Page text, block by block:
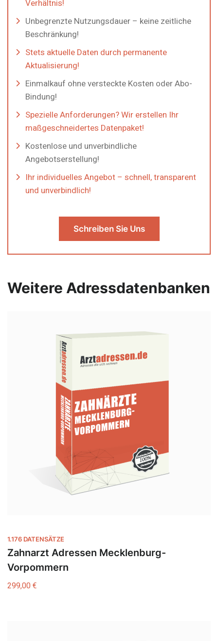
Verhältnis!
Unbegrenzte Nutzungsdauer – keine zeitliche
Beschränkung!
Stets aktuelle Daten durch permanente
Aktualisierung!
Einmalkauf ohne versteckte Kosten oder Abo-
Bindung!
Spezielle Anforderungen? Wir erstellen Ihr
maßgeschneidertes Datenpaket!
Kostenlose und unverbindliche
Angebotserstellung!
Ihr individuelles Angebot – schnell, transparent
und unverbindlich!
Schreiben Sie Uns
Weitere Adressdatenbanken
1.176 DATENSÄTZE
Zahnarzt Adressen Mecklenburg-
Vorpommern
299,00€